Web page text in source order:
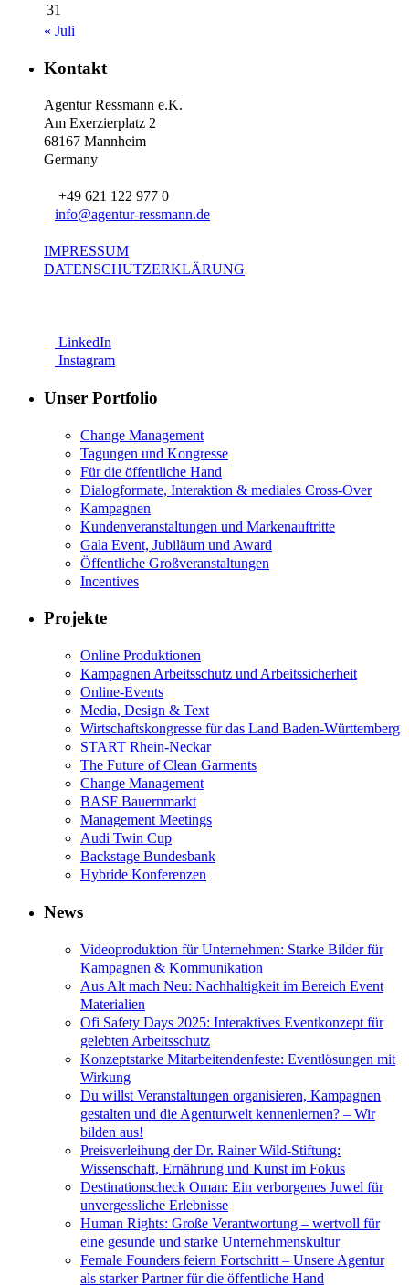
31
« Juli
Kontakt
Agentur Ressmann e.K.
Am Exerzierplatz 2
68167 Mannheim
Germany
+49 621 122 977 0
info@agentur-ressmann.de
IMPRESSUM
DATENSCHUTZERKLÄRUNG
LinkedIn
Instagram
Unser Portfolio
Change Management
Tagungen und Kongresse
Für die öffentliche Hand
Dialogformate, Interaktion & mediales Cross-Over
Kampagnen
Kundenveranstaltungen und Markenauftritte
Gala Event, Jubiläum und Award
Öffentliche Großveranstaltungen
Incentives
Projekte
Online Produktionen
Kampagnen Arbeitsschutz und Arbeitssicherheit
Online-Events
Media, Design & Text
Wirtschaftskongresse für das Land Baden-Württemberg
START Rhein-Neckar
The Future of Clean Garments
Change Management
BASF Bauernmarkt
Management Meetings
Audi Twin Cup
Backstage Bundesbank
Hybride Konferenzen
News
Videoproduktion für Unternehmen: Starke Bilder für
Kampagnen & Kommunikation
Aus Alt mach Neu: Nachhaltigkeit im Bereich Event
Materialien
Ofi Safety Days 2025: Interaktives Eventkonzept für
gelebten Arbeitsschutz
Konzeptstarke Mitarbeitendenfeste: Eventlösungen mit
Wirkung
Du willst Veranstaltungen organisieren, Kampagnen
gestalten und die Agenturwelt kennenlernen? – Wir
bilden aus!
Preisverleihung der Dr. Rainer Wild-Stiftung:
Wissenschaft, Ernährung und Kunst im Fokus
Destinationscheck Oman: Ein verborgenes Juwel für
unvergessliche Erlebnisse
Human Rights: Große Verantwortung – wertvoll für
eine gesunde und starke Unternehmenskultur
Female Founders feiern Fortschritt – Unsere Agentur
als starker Partner für die öffentliche Hand